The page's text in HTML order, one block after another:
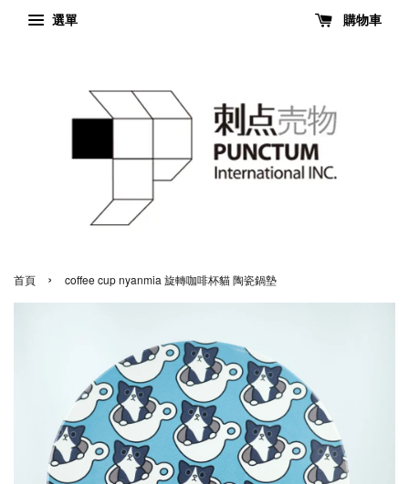
選單 購物車
首頁 › coffee cup nyanmia 旋轉咖啡杯貓 陶瓷鍋墊